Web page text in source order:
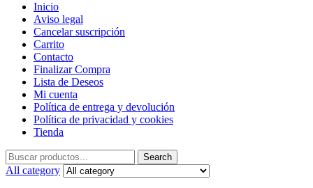
Inicio
Aviso legal
Cancelar suscripción
Carrito
Contacto
Finalizar Compra
Lista de Deseos
Mi cuenta
Política de entrega y devolución
Política de privacidad y cookies
Tienda
Search
for:
Search
All category